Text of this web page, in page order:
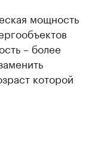
мощность
– более
которой